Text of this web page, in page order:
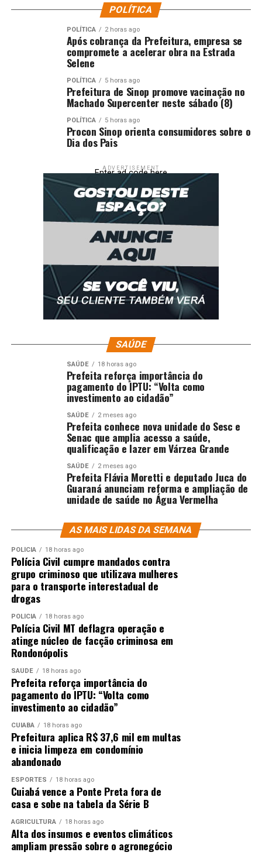
POLÍTICA
POLÍTICA 2 horas ago
Após cobrança da Prefeitura, empresa se
compromete a acelerar obra na Estrada
Selene
POLÍTICA 5 horas ago
Prefeitura de Sinop promove vacinação no
Machado Supercenter neste sábado (8)
POLÍTICA 5 horas ago
Procon Sinop orienta consumidores sobre o
Dia dos Pais
ADVERTISEMENT
Enter ad code here
SAÚDE
SAÚDE 18 horas ago
Prefeita reforça importância do
pagamento do IPTU: “Volta como
investimento ao cidadão”
SAÚDE 2 meses ago
Prefeita conhece nova unidade do Sesc e
Senac que amplia acesso a saúde,
qualificação e lazer em Várzea Grande
SAÚDE 2 meses ago
Prefeita Flávia Moretti e deputado Juca do
Guaraná anunciam reforma e ampliação de
unidade de saúde no Água Vermelha
AS MAIS LIDAS DA SEMANA
POLÍCIA 18 horas ago
Polícia Civil cumpre mandados contra
grupo criminoso que utilizava mulheres
para o transporte interestadual de
drogas
POLÍCIA 18 horas ago
Polícia Civil MT deflagra operação e
atinge núcleo de facção criminosa em
Rondonópolis
SAÚDE 18 horas ago
Prefeita reforça importância do
pagamento do IPTU: “Volta como
investimento ao cidadão”
CUIABÁ 18 horas ago
Prefeitura aplica R$ 37,6 mil em multas
e inicia limpeza em condomínio
abandonado
ESPORTES 18 horas ago
Cuiabá vence a Ponte Preta fora de
casa e sobe na tabela da Série B
AGRICULTURA 18 horas ago
Alta dos insumos e eventos climáticos
ampliam pressão sobre o agronegócio